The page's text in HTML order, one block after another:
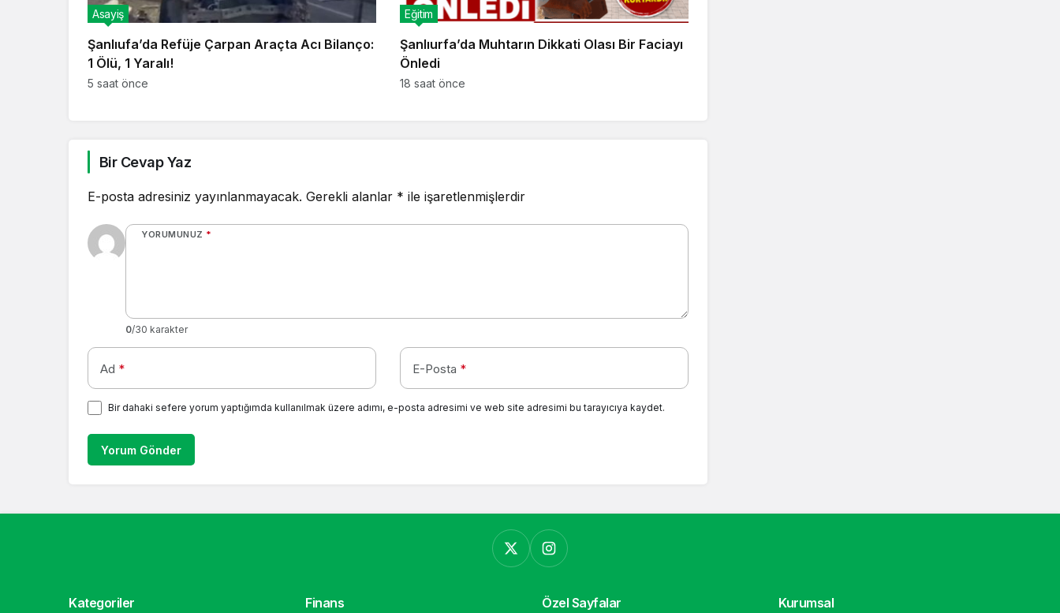
Şanlıufa’da Refüje Çarpan Araçta Acı Bilanço:
1 Ölü, 1 Yaralı!
Asayiş
5 saat önce
Şanlıurfa’da Muhtarın Dikkati Olası Bir Faciayı
Önledi
Eğitim
18 saat önce
Bir Cevap Yaz
E-posta adresiniz yayınlanmayacak. Gerekli alanlar * ile işaretlenmişlerdir
YORUMUNUZ *
0/30 karakter
Ad * E-Posta *
Bir dahaki sefere yorum yaptığımda kullanılmak üzere adımı, e-posta adresimi ve web site adresimi bu tarayıcıya kaydet.
Yorum Gönder
Kategoriler Finans Özel Sayfalar Kurumsal